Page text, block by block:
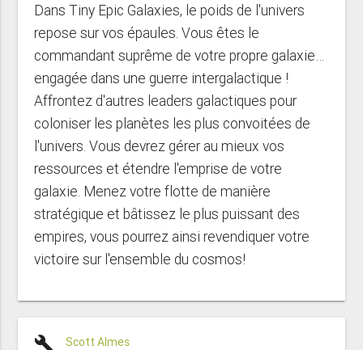
Dans Tiny Epic Galaxies, le poids de l'univers
repose sur vos épaules. Vous êtes le
commandant suprême de votre propre galaxie…
engagée dans une guerre intergalactique !
Affrontez d'autres leaders galactiques pour
coloniser les planètes les plus convoitées de
l'univers. Vous devrez gérer au mieux vos
ressources et étendre l'emprise de votre
galaxie. Menez votre flotte de manière
stratégique et bâtissez le plus puissant des
empires, vous pourrez ainsi revendiquer votre
victoire sur l'ensemble du cosmos!
build Scott Almes